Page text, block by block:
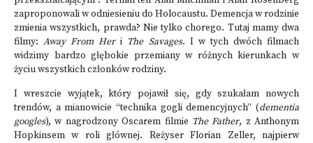
zaproponowali w odniesieniu do Holocaustu. Demencja w rodzinie
zmienia wszystkich, prawda? Nie tylko chorego. Tutaj mamy dwa
filmy:Away From Heri The Savages. I w tych dwóch filmach
widzimy bardzo głębokie przemiany w różnych kierunkach w
życiu wszystkich członków rodziny.
I wreszcie wyjątek, który pojawił się, gdy szukałam nowych
trendów, a mianowicie “technika gogli demencyjnych” (dementia
googles), w nagrodzony Oscarem filmie The Father, z Anthonym
Hopkinsem w roli głównej. Reżyser Florian Zeller, najpierw